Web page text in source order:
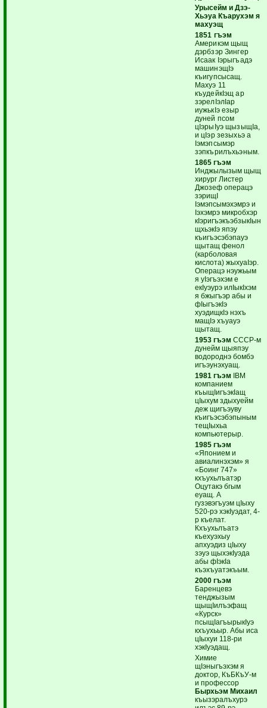
Урысейм и Дзэ-
Хьэуа Къарухэм я
махуэщ
1851 гъэм
Америкэм щыщ
дэрбзэр Зингер
Исаак Iэрыгъадэ
машинэщIэ
къигупсысащ.
Махуэ 11
къудейкIэщ ар
зэрелIэлIар
иужькIэ езыр
дуней псом
цIэрыIуэ щызыщIа,
и цIэр зезыхьэ а
Iэмэпсымэр
зэпкърилъхьэным.
1865 гъэм
Инджылызым щыщ
хирург Листер
Джозеф операцэ
зэрищI
Iэмэпсымэхэмрэ и
Iэхэмрэ микробхэр
кIэригъэкъэбзыкIын
щхьэкIэ япэу
къигъэсэбэпауэ
щытащ фенол
(карболовая
кислота) жыхуаIэр.
Операцэ нэужьым
я уIэгъэхэм е
екIуэурэ илIыкIхэм
я бжыгъэр абы и
фIыгъэкIэ
хуэдищкIэ нэхъ
мащIэ хъуауэ
щытащ.
1953 гъэм СССР-м
дунейм щыяпэу
водороднэ бомбэ
игъэунэхуащ.
1981 гъэм IBM
компанием
къыщIигъэкIащ
цIыхум здыхуейм
деж щигъэуву
къигъэсэбэпыным
тещIыхьа
компьютерыр.
1985 гъэм
«Японием и
авиалинэхэм» я
«Боинг 747»
кхъухьлъатэр
Оцутакэ бгым
еуащ. А
гузэвэгъуэм цIыху
520-рэ хэкIуэдат, 4-
р къелат.
Кхъухьлъатэ
къехуэхыу
апхуэдиз цIыху
зэуэ щыхэкIуэда
абы фIэкIа
къэхъуатэкъым.
2000 гъэм
Баренцевэ
тенджызым
щыщIилъэфащ
«Курск»
псыщIагъырыкIуэ
кхъухьыр. Абы иса
цIыхуи 118-ри
хэкIуэдащ.
Химие
щIэныгъэхэм я
доктор, КъБКъУ-м
и профессор
Бырхьэм Михаил
къызэралъхурэ